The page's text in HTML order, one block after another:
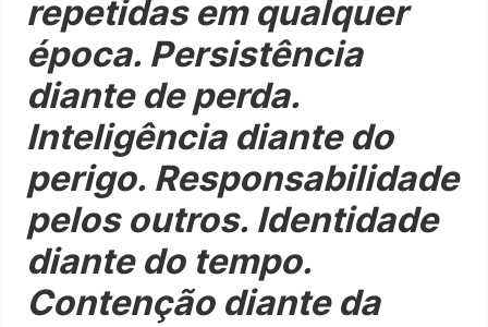
repetidas em qualquer
época. Persistência
diante de perda.
Inteligência diante do
perigo. Responsabilidade
pelos outros. Identidade
diante do tempo.
Contenção diante da